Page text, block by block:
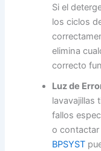
Si el
los ciclos
elimina
correcto
Luz de
lavavajillas
fallos
o contactar
BPSYST